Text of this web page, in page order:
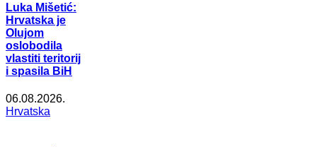
Luka Mišetić:
Hrvatska je
Olujom
oslobodila
vlastiti teritorij
i spasila BiH
06.08.2026.
Hrvatska